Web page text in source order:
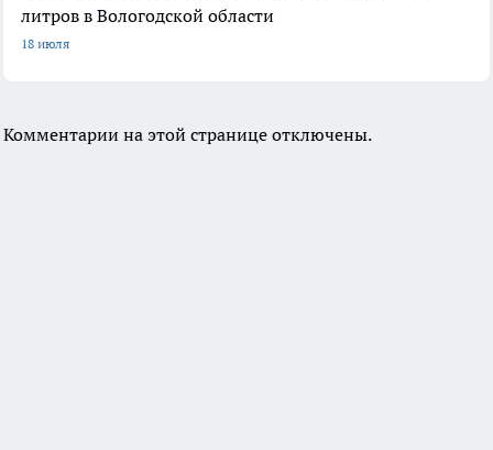
литров в Вологодской области
18 июля
Комментарии на этой странице отключены.